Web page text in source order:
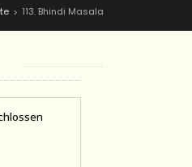
> 113. Bhindi Masala